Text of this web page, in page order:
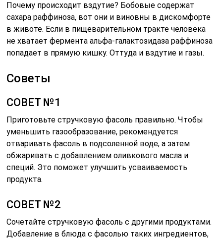
Почему происходит вздутие? Бобовые содержат
сахара раффиноза, вот они и виновны в дискомфорте
в животе. Если в пищеварительном тракте человека
не хватает фермента альфа-галактозидаза раффиноза
попадает в прямую кишку. Оттуда и вздутие и газы.
Советы
СОВЕТ №1
Приготовьте стручковую фасоль правильно. Чтобы
уменьшить газообразование, рекомендуется
отваривать фасоль в подсоленной воде, а затем
обжаривать с добавлением оливкового масла и
специй. Это поможет улучшить усваиваемость
продукта.
СОВЕТ №2
Сочетайте стручковую фасоль с другими продуктами.
Добавление в блюда с фасолью таких ингредиентов,